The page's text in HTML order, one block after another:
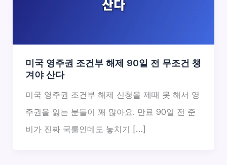
미국 영주권 조건부 해제 90일 전 무조건 챙
겨야 산다
미국 영주권 조건부 해제 신청을 제때 못 해서 영
주권을 잃는 분들이 꽤 많아요. 만료 90일 전 준
비가 진짜 국룰인데도 놓치기 […]